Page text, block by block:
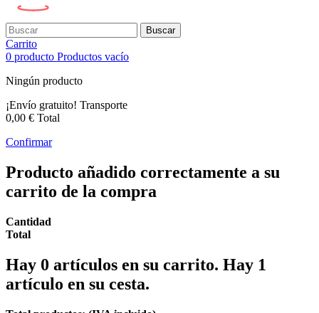
Buscar
Carrito
0 producto Productos vacío
Ningún producto
¡Envío gratuito! Transporte
0,00 € Total
Confirmar
Producto añadido correctamente a su
carrito de la compra
Cantidad
Total
Hay 0 artículos en su carrito. Hay 1
artículo en su cesta.